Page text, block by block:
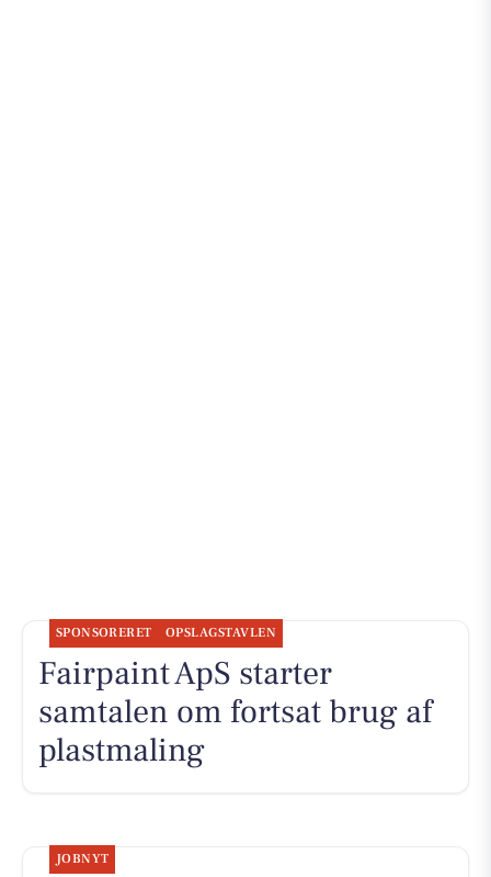
SPONSORERET OPSLAGSTAVLEN
Fairpaint ApS starter
samtalen om fortsat brug af
plastmaling
JOBNYT